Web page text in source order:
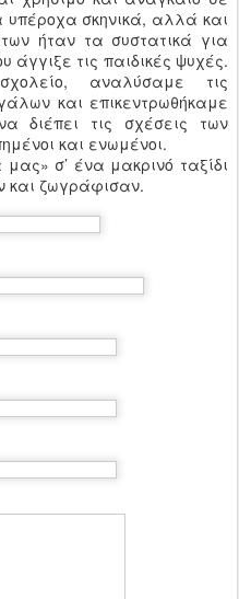
υπέροχα σκηνικά, αλλά και
ήταν τα συστατικά για
άγγιξε τις παιδικές ψυχές.
αναλύσαμε τις
και επικεντρωθήκαμε
διέπει τις σχέσεις των
και ενωμένοι.
σ’ ένα μακρινό ταξίδι
και ζωγράφισαν.